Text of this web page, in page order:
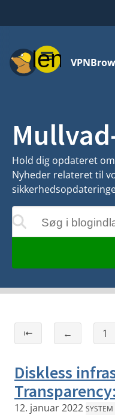
MenuVPN
Hold dig opdateret
Nyheder relateret til
Søg i blogindlæg
mens du
⇤ ← 1
Diskless
12. januar 2022